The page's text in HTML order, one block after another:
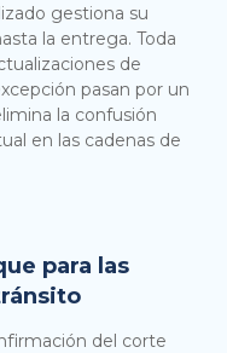
gestiona su
la entrega. Toda
de
pasan por un
la confusión
en las cadenas de
para las
del corte